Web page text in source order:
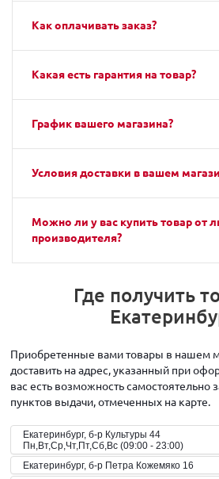
Как оплачивать заказ?
Какая есть гарантия на товар?
График вашего магазина?
Условия доставки в вашем
Можно ли у вас купить товар от
производителя?
Где получить
Приобретенные вами товары в нашем
доставить на адрес, указанный при
вас есть возможность самостоятельно
пунктов выдачи, отмеченных на карте.
Екатеринбург, б-р Культуры 44
Пн,Вт,Ср,Чт,Пт,Сб,Вс (09:00 - 23:00)
Екатеринбург, б-р Петра Кожемяко 16